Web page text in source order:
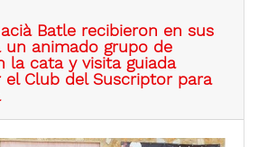
Batle recibieron en sus
un animado grupo de
la cata y visita guiada
el Club del Suscriptor para